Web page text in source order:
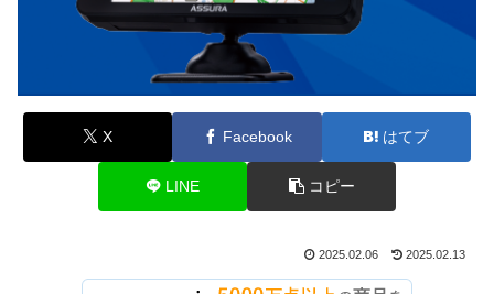
X Facebook はてブ
LINE コピー
2025.02.06 2025.02.13